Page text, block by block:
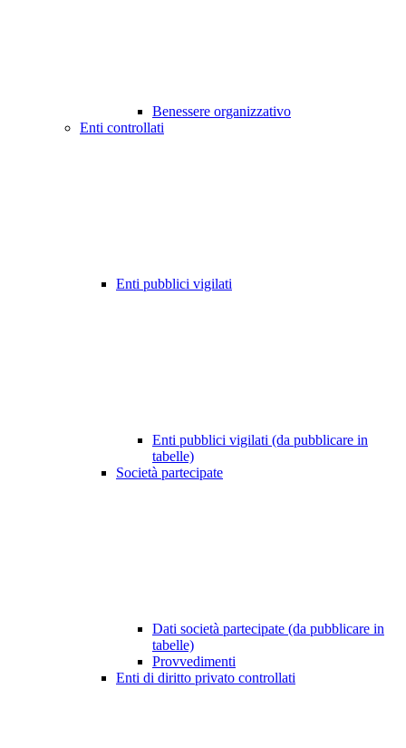
Benessere organizzativo
Enti controllati
Enti pubblici vigilati
Enti pubblici vigilati (da pubblicare in
tabelle)
Società partecipate
Dati società partecipate (da pubblicare in
tabelle)
Provvedimenti
Enti di diritto privato controllati